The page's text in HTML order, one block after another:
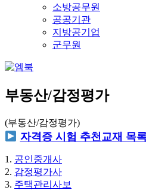
소방공무원
공공기관
지방공기업
군무원
부동산/감정평가
(부동산/감정평가)
자격증 시험 추천교재 목
1. 공인중개사
2. 감정평가사
3. 주택관리사보